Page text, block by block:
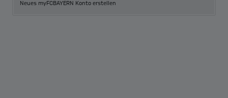
Neues myFCBAYERN Konto erstellen